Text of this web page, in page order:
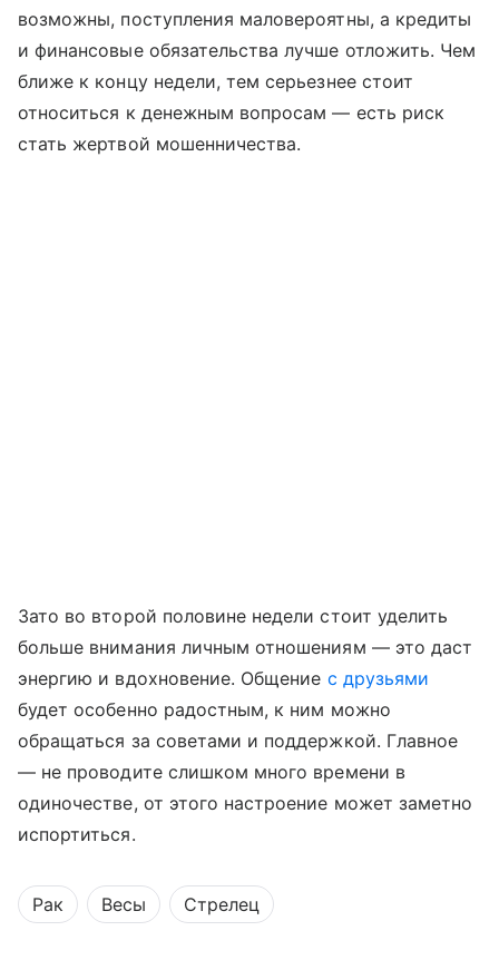
возможны, поступления маловероятны, а кредиты
и финансовые обязательства лучше отложить. Чем
ближе к концу недели, тем серьезнее стоит
относиться к денежным вопросам — есть риск
стать жертвой мошенничества.
Зато во второй половине недели стоит уделить
больше внимания личным отношениям — это даст
энергию и вдохновение. Общение с друзьями
будет особенно радостным, к ним можно
обращаться за советами и поддержкой. Главное
— не проводите слишком много времени в
одиночестве, от этого настроение может заметно
испортиться.
Рак Весы Стрелец